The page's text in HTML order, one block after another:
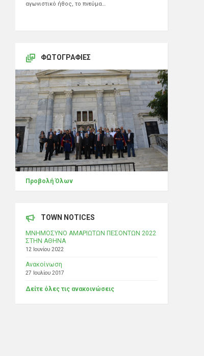
αγωνιστικό ήθος, το πνεύμα…
ΦΩΤΟΓΡΑΦΊΕΣ
Προβολή Όλων
TOWN NOTICES
ΜΝΗΜΟΣΥΝΟ ΑΜΑΡΙΩΤΩΝ ΠΕΣΟΝΤΩΝ 2022
ΣΤΗΝ ΑΘΗΝΑ
12 Ιουνίου 2022
Ανακοίνωση
27 Ιουλίου 2017
Δείτε όλες τις ανακοινώσεις